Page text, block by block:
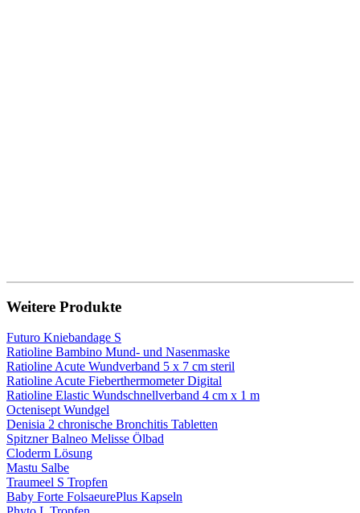
Weitere Produkte
Futuro Kniebandage S
Ratioline Bambino Mund- und Nasenmaske
Ratioline Acute Wundverband 5 x 7 cm steril
Ratioline Acute Fieberthermometer Digital
Ratioline Elastic Wundschnellverband 4 cm x 1 m
Octenisept Wundgel
Denisia 2 chronische Bronchitis Tabletten
Spitzner Balneo Melisse Ölbad
Cloderm Lösung
Mastu Salbe
Traumeel S Tropfen
Baby Forte FolsaeurePlus Kapseln